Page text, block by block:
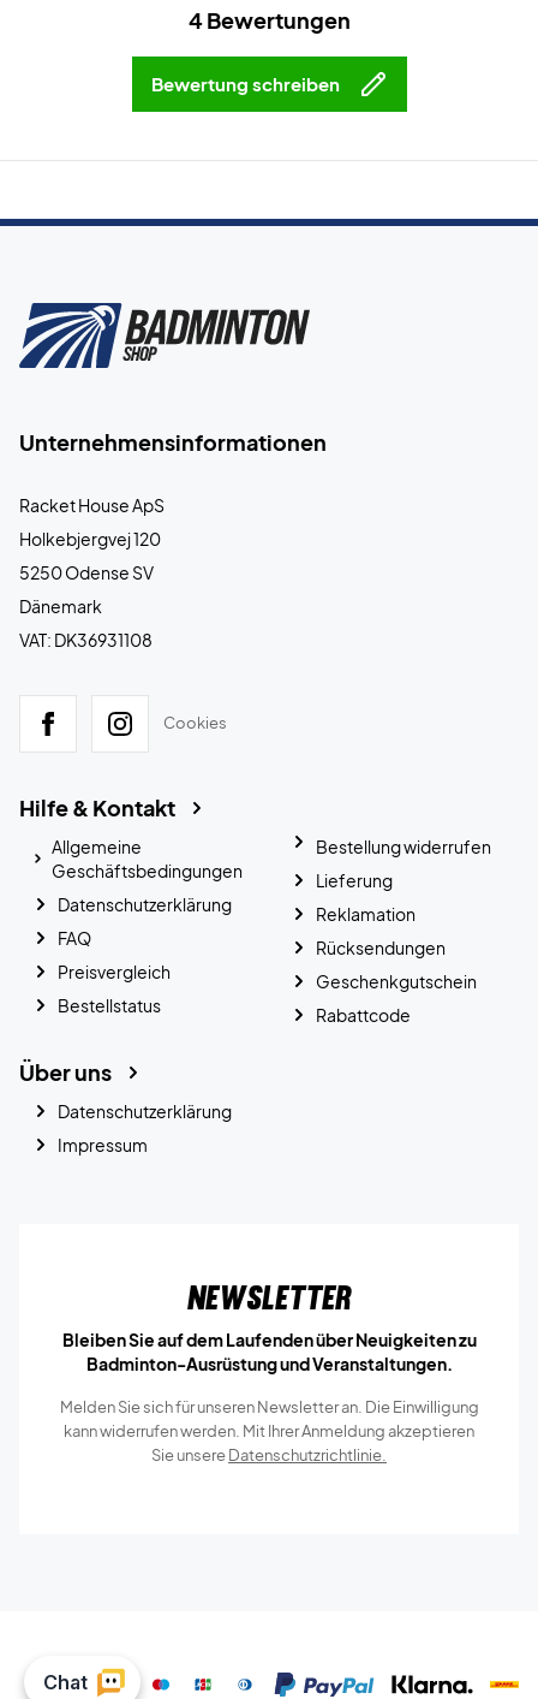
4 Bewertungen
Bewertung schreiben
Unternehmensinformationen
Racket House ApS
Holkebjergvej 120
5250 Odense SV
Dänemark
VAT: DK36931108
Cookies
Hilfe & Kontakt
Allgemeine
Geschäftsbedingungen
Datenschutzerklärung
FAQ
Preisvergleich
Bestellstatus
Bestellung widerrufen
Lieferung
Reklamation
Rücksendungen
Geschenkgutschein
Rabattcode
Über uns
Datenschutzerklärung
Impressum
Newsletter
Bleiben Sie auf dem Laufenden über Neuigkeiten zu
Badminton-Ausrüstung und Veranstaltungen.
Melden Sie sich für unseren Newsletter an. Die Einwilligung
kann widerrufen werden. Mit Ihrer Anmeldung akzeptieren
Sie unsereDatenschutzrichtlinie.